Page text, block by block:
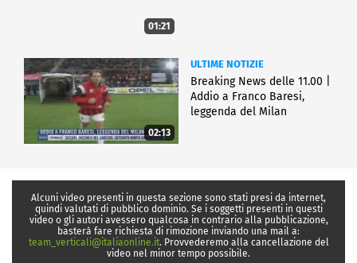
01:21
02:13
ULTIME NOTIZIE
Breaking News delle 11.00 |
Addio a Franco Baresi,
leggenda del Milan
Alcuni video presenti in questa sezione sono stati presi da internet,
quindi valutati di pubblico dominio. Se i soggetti presenti in questi
video o gli autori avessero qualcosa in contrario alla pubblicazione,
basterà fare richiesta di rimozione inviando una mail a:
team_verticali@italiaonline.it. Provvederemo alla cancellazione del
video nel minor tempo possibile.